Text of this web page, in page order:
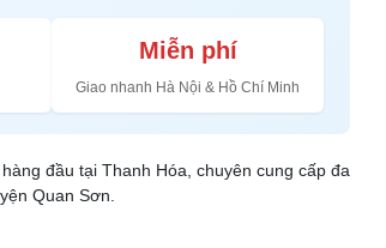
Miễn phí
Giao nhanh Hà Nội & Hồ Chí Minh
đầu tại Thanh Hóa, chuyên cung cấp đa
Quan Sơn.